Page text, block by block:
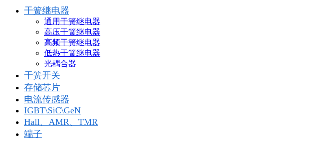
干簧继电器
通用干簧继电器
高压干簧继电器
高频干簧继电器
低热干簧继电器
光耦合器
干簧开关
存储芯片
电流传感器
IGBT\SiC\GeN
Hall、AMR、TMR
端子